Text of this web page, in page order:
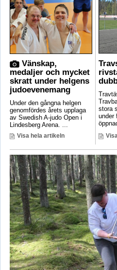
Vänskap,
medaljer och mycket
skratt under helgens
judoevenemang
Under den gångna helgen
genomfördes årets upplaga
av Swedish A-judo Open i
Lindesberg Arena. ...
Visa hela artikeln
stora
under